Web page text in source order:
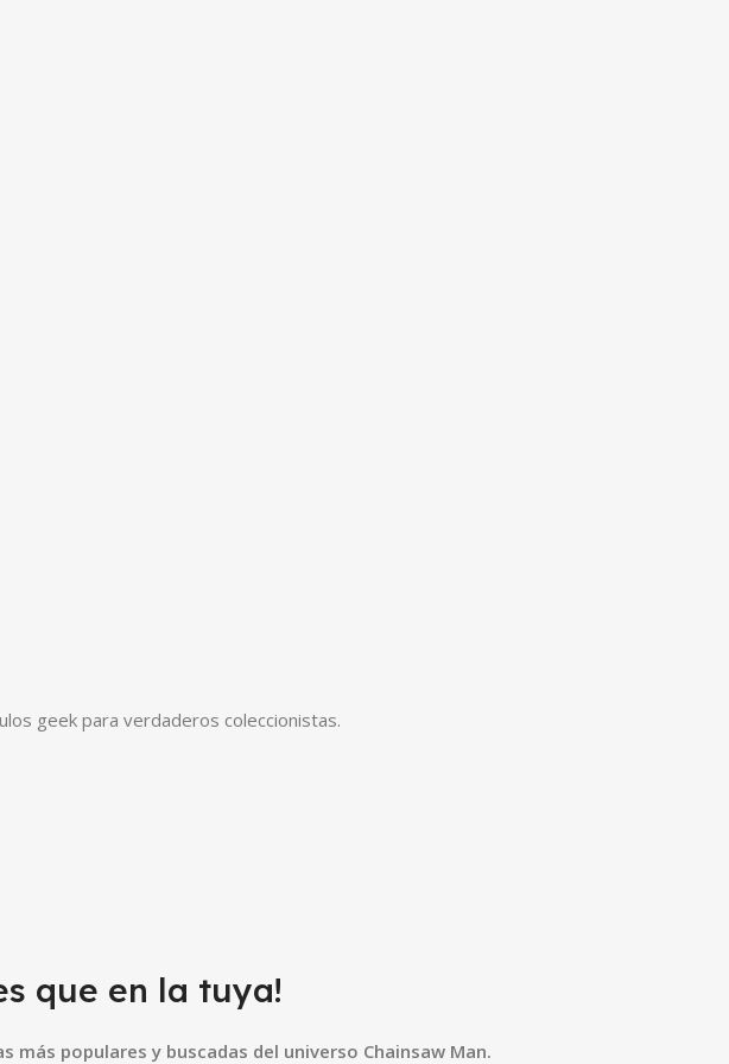
geek para verdaderos coleccionistas.
que en la tuya!
más populares y buscadas del universo Chainsaw Man.